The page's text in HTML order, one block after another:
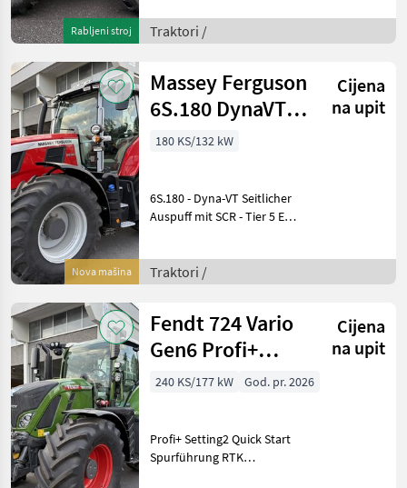
Rabljeni stroj
Pogon: Pogon na sve
kotače (4x4), , Platforma:
priključnog vratila/ kardana
Traktori /
Nova mašina
Massey Ferguson
6S.180 DynaVT
EXCLUSIVE
Cijena
na upit
180 KS/132 kW
6S.180 - Dyna-VT Seitlicher
Auspuff mit SCR - Tier 5 ED -
km/h mit DTM
Multifunktionsarmlehne
Traktori /
Fendt 724 Vario
Gen6 Profi+
Setting2
Cijena
na upit
240 KS/177 kW God. pr. 2026
Profi+ Setting2 Quick Start
Spurführung RTK